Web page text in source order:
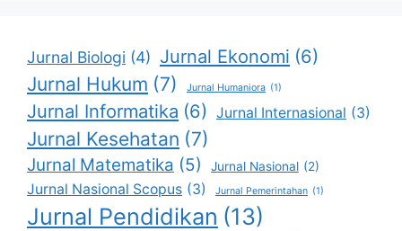
Jurnal Biologi (4) Jurnal Ekonomi (6)
Jurnal Hukum (7) Jurnal Humaniora (1)
Jurnal Informatika (6) Jurnal Internasional (3)
Jurnal Kesehatan (7)
Jurnal Matematika (5) Jurnal Nasional (2)
Jurnal Nasional Scopus (3) Jurnal Pemerintahan (1)
Jurnal Pendidikan (13)